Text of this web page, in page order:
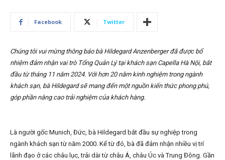
Facebook Twitter
Chúng tôi vui mừng thông báo bà Hildegard Anzenberger đã được bổ
nhiệm đảm nhận vai trò Tổng Quản Lý tại khách sạn Capella Hà Nội, bắt
đầu từ tháng 11 năm 2024. Với hơn 20 năm kinh nghiệm trong ngành
khách sạn, bà Hildegard sẽ mang đến một nguồn kiến thức phong phú,
góp phần nâng cao trải nghiệm của khách hàng.
Là người gốc Munich, Đức, bà Hildegard bắt đầu sự nghiệp trong
ngành khách sạn từ năm 2000. Kể từ đó, bà đã đảm nhận nhiều vị trí
lãnh đạo ở các châu lục, trải dài từ châu Á, châu Úc và Trung Đông. Gần